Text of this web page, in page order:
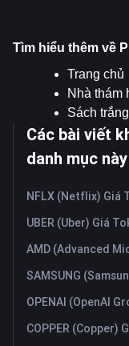
Tìm hiểu thêm về
Trang chủ
Nhà thám
Sách trắng
Các bài viết
danh mục này